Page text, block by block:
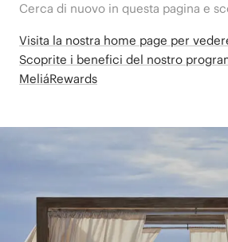
Cerca di nuovo in questa pagina e
Visita la nostra home page per
Scoprite i benefici del nostro
MeliáRewards